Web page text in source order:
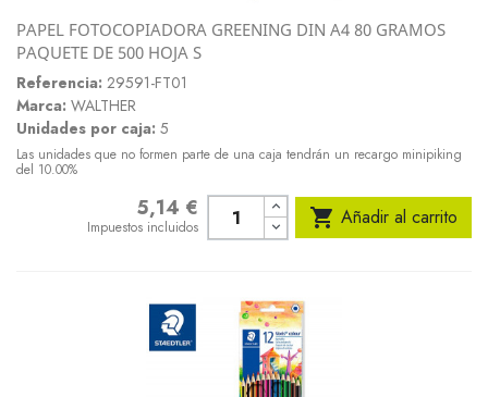
PAPEL FOTOCOPIADORA GREENING DIN A4 80 GRAMOS
PAQUETE DE 500 HOJA S
Referencia: 29591-FT01
Marca: WALTHER
Unidades por caja: 5
Las unidades que no formen parte de una caja tendrán un recargo minipiking
del 10.00%
5,14 €
Impuestos incluidos  Añadir al carrito